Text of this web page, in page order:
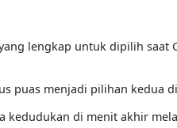
lengkap untuk dipilih saat
puas menjadi pilihan kedua
kedudukan di menit akhir